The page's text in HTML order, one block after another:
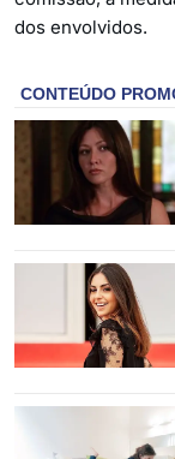
dos envolvidos.